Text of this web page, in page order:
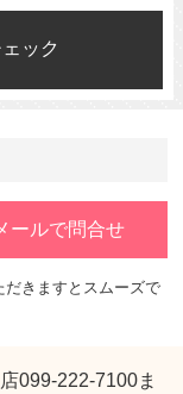
ック
ールで問合せ
きますとスムーズで
099-222-7100ま